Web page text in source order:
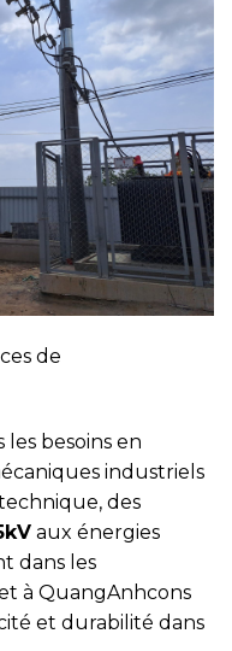
de
besoins en
industriels
des
aux énergies
dans les
à QuangAnhcons
et durabilité dans